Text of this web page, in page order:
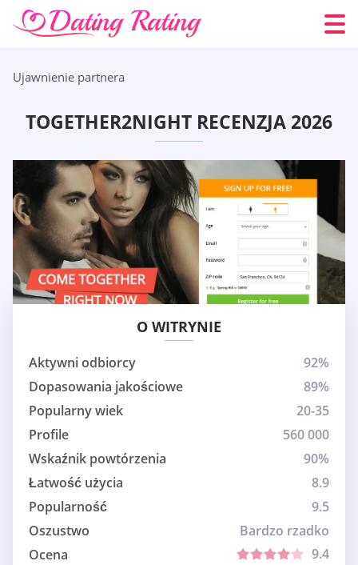
Ujawnienie partnera
TOGETHER2NIGHT RECENZJA 2026
O WITRYNIE
Aktywni odbiorcy
92%
Dopasowania jakościowe
89%
Popularny wiek
20-35
Profile
560 000
Wskaźnik powtórzenia
90%
Łatwość użycia
8.9
Popularność
9.5
Oszustwo
Bardzo rzadko
Ocena
9.4